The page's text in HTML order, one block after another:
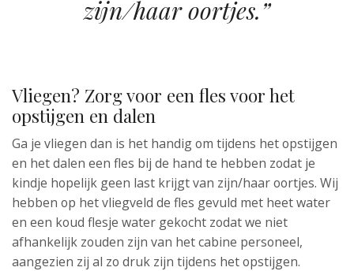
zijn/haar oortjes.”
Vliegen? Zorg voor een fles voor het
opstijgen en dalen
Ga je vliegen dan is het handig om tijdens het opstijgen
en het dalen een fles bij de hand te hebben zodat je
kindje hopelijk geen last krijgt van zijn/haar oortjes. Wij
hebben op het vliegveld de fles gevuld met heet water
en een koud flesje water gekocht zodat we niet
afhankelijk zouden zijn van het cabine personeel,
aangezien zij al zo druk zijn tijdens het opstijgen.